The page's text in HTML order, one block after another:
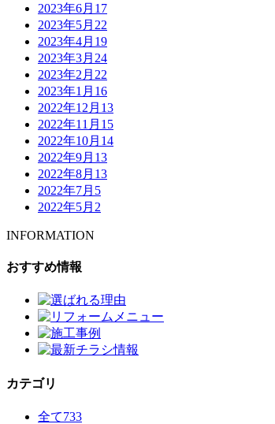
2023年6月 17
2023年5月 22
2023年4月 19
2023年3月 24
2023年2月 22
2023年1月 16
2022年12月 13
2022年11月 15
2022年10月 14
2022年9月 13
2022年8月 13
2022年7月 5
2022年5月 2
INFORMATION
おすすめ情報
カテゴリ
全て733